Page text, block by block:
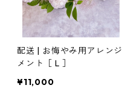
配送 | お悔やみ用アレンジ
メント［ L ］
¥11,000